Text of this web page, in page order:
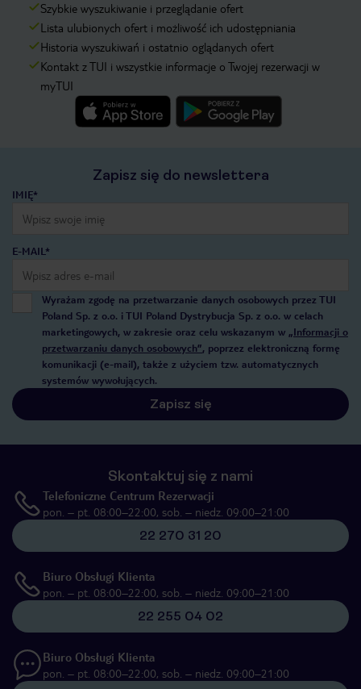
Szybkie wyszukiwanie i przeglądanie ofert
Lista ulubionych ofert i możliwość ich udostępniania
Historia wyszukiwań i ostatnio oglądanych ofert
Kontakt z TUI i wszystkie informacje o Twojej rezerwacji w
myTUI
Zapisz się do newslettera
IMIĘ*
E-MAIL*
Wyrażam zgodę na przetwarzanie danych osobowych przez TUI
Poland Sp. z o.o. i TUI Poland Dystrybucja Sp. z o.o. w celach
marketingowych, w zakresie oraz celu wskazanym w „Informacji o
przetwarzaniu danych osobowych”, poprzez elektroniczną formę
komunikacji (e-mail), także z użyciem tzw. automatycznych
systemów wywołujących.
Zapisz się
Skontaktuj się z nami
Telefoniczne Centrum Rezerwacji
pon. – pt. 08:00–22:00, sob. – niedz. 09:00–21:00
22 270 31 20
Biuro Obsługi Klienta
pon. – pt. 08:00–22:00, sob. – niedz. 09:00–21:00
22 255 04 02
Biuro Obsługi Klienta
pon. – pt. 08:00–22:00, sob. – niedz. 09:00–21:00